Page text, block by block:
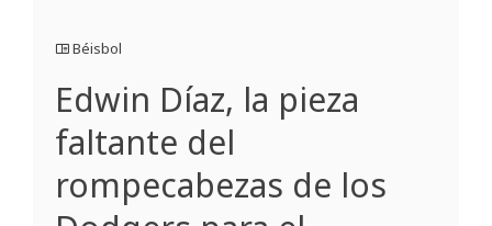
Béisbol
Edwin Díaz, la pieza
faltante del
rompecabezas de los